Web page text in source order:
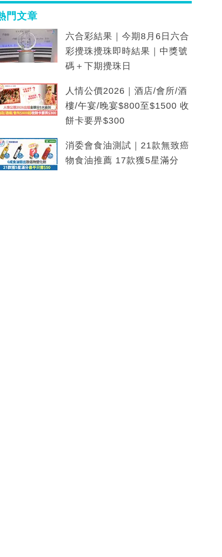
門文章
六合彩結果｜今期8月6日六合
彩攪珠攪珠即時結果｜中獎號
碼＋下期攪珠日
人情公價2026｜酒店/會所/酒
樓/午宴/晚宴$800至$1500 收
餅卡要畀$300
消委會食油測試｜21款無致癌
物食油推薦 17款獲5星滿分